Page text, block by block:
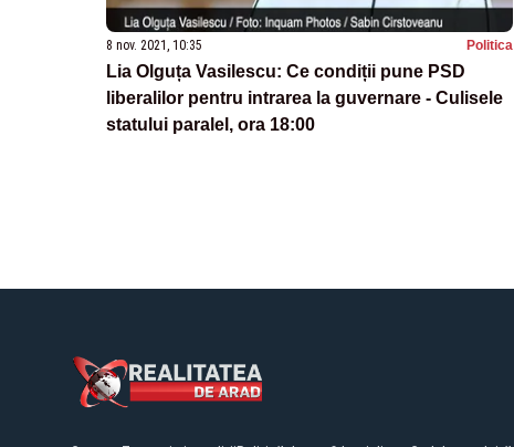
8 nov. 2021, 10:35 Politica
Lia Olguța Vasilescu: Ce condiții pune PSD
liberalilor pentru intrarea la guvernare - Culisele
statului paralel, ora 18:00